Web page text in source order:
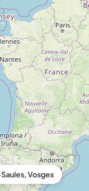
Vosges